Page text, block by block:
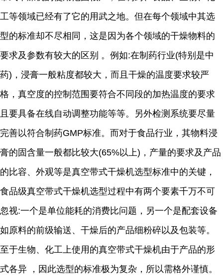
工等领域已经有了它的用武之地。但在每个领域中其选
型的标准却不尽相同，这是因为各个领域的干燥物料的
要求及参数有较大的区别 。例如:在制药行业(特别是中
药)，浸膏一般粘度都较大，而且干燥的温度要求较严
格，真空度的控制范围要符合不同段的加热温度的要求
且要具备在线自动调整功能等等。另外检测系统要尽量
完善以符合制药GMP标准。而对于食品行业，其物料浸
膏的固含量一般都比较大(65%以上)，产量的要求及产品
的比容、外观等是真空带式干燥机选型标准中的关键，
食品级真空带式干燥机选型过程中有两个要素千万不可
忽视:一个是单位能耗的消费比问题，另一个是配套设备
如原料的前级输送、干燥后的产品细粉碎以及包装等。
至于生物、化工上使用的真空带式干燥机由于产品的形
式各异 ，因此选型的标准极为复杂，所以需格外谨慎。